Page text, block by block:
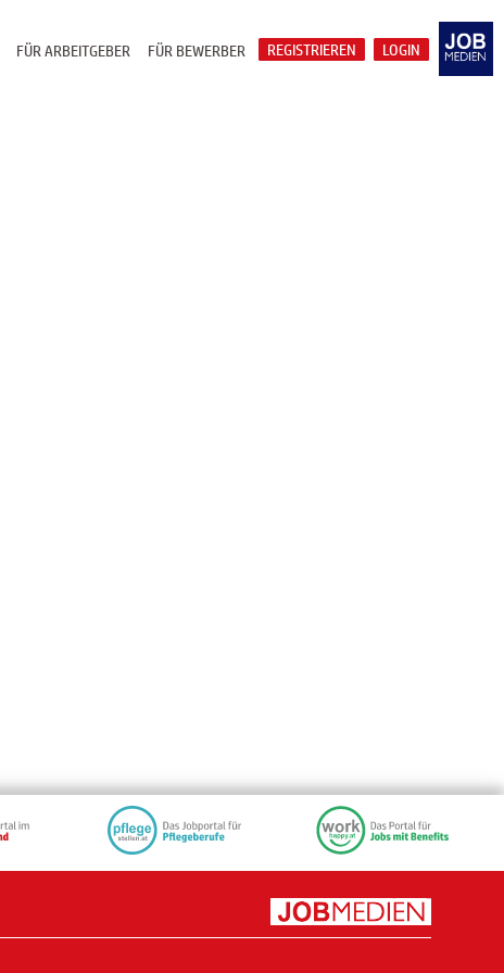
LOGIN
REGISTRIEREN
FÜR BEWERBER
FÜR ARBEITGEBER